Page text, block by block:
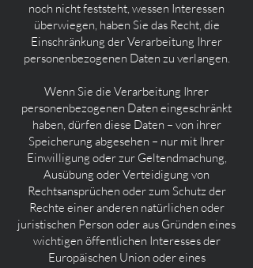
noch nicht feststeht, wessen Interessen
überwiegen, haben Sie das Recht, die
Einschränkung der Verarbeitung Ihrer
personenbezogenen Daten zu verlangen.
Wenn Sie die Verarbeitung Ihrer
personenbezogenen Daten eingeschränkt
haben, dürfen diese Daten – von ihrer
Speicherung abgesehen – nur mit Ihrer
Einwilligung oder zur Geltendmachung,
Ausübung oder Verteidigung von
Rechtsansprüchen oder zum Schutz der
Rechte einer anderen natürlichen oder
juristischen Person oder aus Gründen eines
wichtigen öffentlichen Interesses der
Europäischen Union oder eines